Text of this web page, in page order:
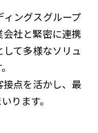
ングスグループ
会社と緊密に連携
て多様なソリュ
点を活かし、最
ります。